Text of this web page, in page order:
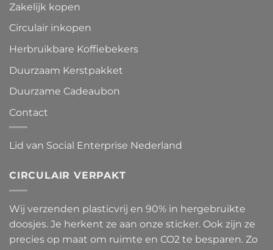
Zakelijk kopen
Circulair inkopen
Herbruikbare Koffiebekers
Duurzaam Kerstpakket
Duurzame Cadeaubon
Contact
Lid van Social Enterprise Nederland
CIRCULAIR VERPAKT
Wij verzenden plasticvrij en 90% in hergebruikte
doosjes. Je herkent ze aan onze sticker. Ook zijn ze
precies op maat om ruimte en CO2 te besparen. Zo